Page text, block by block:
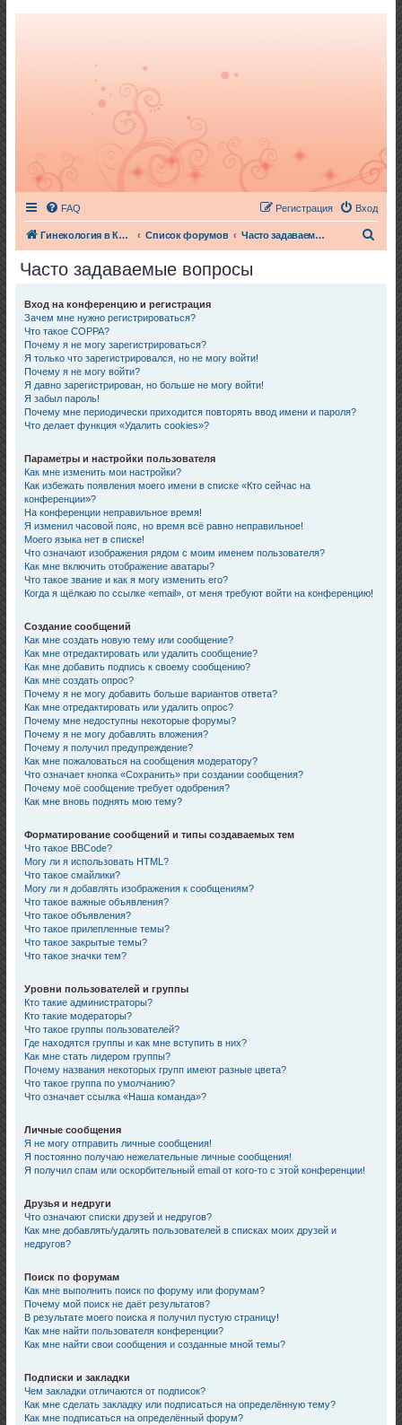
FAQ Вход
Регистрация
Гинекология в Киеве Список форумов Часто задаваемые вопросы
Часто задаваемые вопросы
Вход на конференцию и регистрация
Зачем мне нужно регистрироваться?
Что такое COPPA?
Почему я не могу зарегистрироваться?
Я только что зарегистрировался, но не могу войти!
Почему я не могу войти?
Я давно зарегистрирован, но больше не могу войти!
Я забыл пароль!
Почему мне периодически приходится повторять ввод имени и пароля?
Что делает функция «Удалить cookies»?
Параметры и настройки пользователя
Как мне изменить мои настройки?
Как избежать появления моего имени в списке «Кто сейчас на
конференции»?
На конференции неправильное время!
Я изменил часовой пояс, но время всё равно неправильное!
Моего языка нет в списке!
Что означают изображения рядом с моим именем пользователя?
Как мне включить отображение аватары?
Что такое звание и как я могу изменить его?
Когда я щёлкаю по ссылке «email», от меня требуют войти на конференцию!
Создание сообщений
Как мне создать новую тему или сообщение?
Как мне отредактировать или удалить сообщение?
Как мне добавить подпись к своему сообщению?
Как мне создать опрос?
Почему я не могу добавить больше вариантов ответа?
Как мне отредактировать или удалить опрос?
Почему мне недоступны некоторые форумы?
Почему я не могу добавлять вложения?
Почему я получил предупреждение?
Как мне пожаловаться на сообщения модератору?
Что означает кнопка «Сохранить» при создании сообщения?
Почему моё сообщение требует одобрения?
Как мне вновь поднять мою тему?
Форматирование сообщений и типы создаваемых тем
Что такое BBCode?
Могу ли я использовать HTML?
Что такое смайлики?
Могу ли я добавлять изображения к сообщениям?
Что такое важные объявления?
Что такое объявления?
Что такое прилепленные темы?
Что такое закрытые темы?
Что такое значки тем?
Уровни пользователей и группы
Кто такие администраторы?
Кто такие модераторы?
Что такое группы пользователей?
Где находятся группы и как мне вступить в них?
Как мне стать лидером группы?
Почему названия некоторых групп имеют разные цвета?
Что такое группа по умолчанию?
Что означает ссылка «Наша команда»?
Личные сообщения
Я не могу отправить личные сообщения!
Я постоянно получаю нежелательные личные сообщения!
Я получил спам или оскорбительный email от кого-то с этой конференции!
Друзья и недруги
Что означают списки друзей и недругов?
Как мне добавлять/удалять пользователей в списках моих друзей и
недругов?
Поиск по форумам
Как мне выполнить поиск по форуму или форумам?
Почему мой поиск не даёт результатов?
В результате моего поиска я получил пустую страницу!
Как мне найти пользователя конференции?
Как мне найти свои сообщения и созданные мной темы?
Подписки и закладки
Чем закладки отличаются от подписок?
Как мне сделать закладку или подписаться на определённую тему?
Как мне подписаться на определённый форум?